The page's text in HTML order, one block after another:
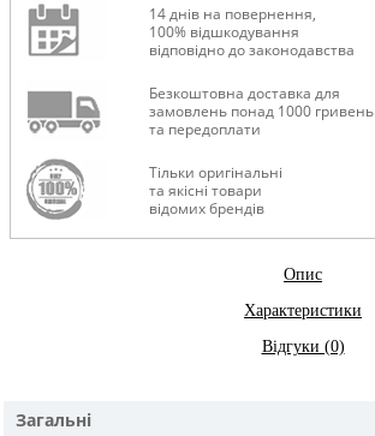
14 днів на повернення,
100% відшкодування
відповідно до законодавства
Безкоштовна доставка для
замовлень понад 1000 гривень
та передоплати
Тільки оригінальні
та якісні товари
відомих брендів
Опис
Характеристики
Відгуки (0)
Загальні